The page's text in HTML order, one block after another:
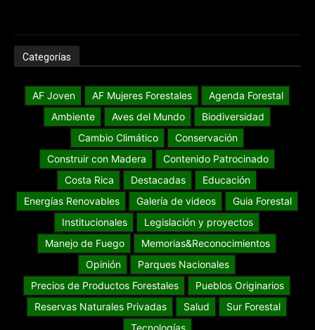
Categorías
AF Joven AF Mujeres Forestales
Agenda Forestal
Ambiente
Aves del Mundo
Biodiversidad
Cambio Climático
Conservación
Construir con Madera
Contenido Patrocinado
Costa Rica
Destacadas
Educación
Energías Renovables
Galería de videos
Guia Forestal
Institucionales
Legislación y proyectos
Manejo de Fuego
Memorias&Reconocimientos
Opinión
Parques Nacionales
Precios de Productos Forestales
Pueblos Originarios
Reservas Naturales Privadas
Salud
Sur Forestal
Tecnologías